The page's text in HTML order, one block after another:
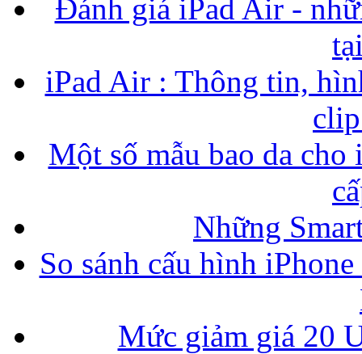
Đánh giá iPad Air -
iPad Air : Thông tin,
Một số mẫu bao da
Những
So sánh cấu hình
Mức giảm giá 20